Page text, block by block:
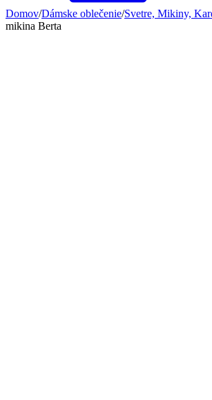
Domov/Dámske oblečenie/Svetre, Mikiny,
mikina Berta